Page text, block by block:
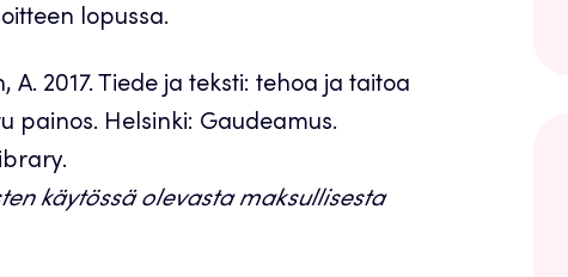
lopussa.
2017. Tiede ja teksti: tehoa ja taitoa
painos. Helsinki: Gaudeamus.
käytössä olevasta maksullisesta